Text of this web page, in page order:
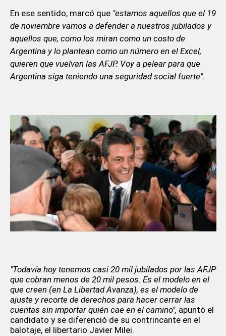
En ese sentido, marcó que "estamos aquellos que el 19
de noviembre vamos a defender a nuestros jubilados y
aquellos que, como los miran como un costo de
Argentina y lo plantean como un número en el Excel,
quieren que vuelvan las AFJP. Voy a pelear para que
Argentina siga teniendo una seguridad social fuerte".
"Todavía hoy tenemos casi 20 mil jubilados por las AFJP
que cobran menos de 20 mil pesos. Es el modelo en el
que creen (en La Libertad Avanza), es el modelo de
ajuste y recorte de derechos para hacer cerrar las
cuentas sin importar quién cae en el camino", apuntó el
candidato y se diferenció de su contrincante en el
balotaje, el libertario Javier Milei.